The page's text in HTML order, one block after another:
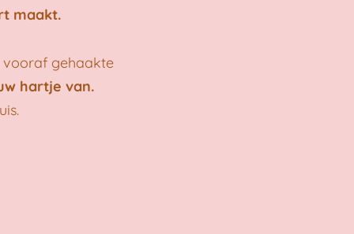
maakt.
vooraf gehaakte
hartje van.